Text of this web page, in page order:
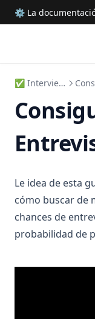
⚙ La
✅ Interview Ready
Le idea de esta
cómo buscar de
chances de
probabilidad de